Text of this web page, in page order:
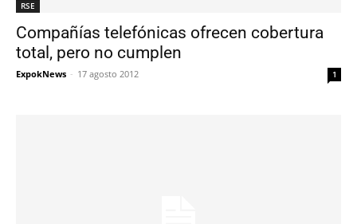
RSE
Compañías telefónicas ofrecen cobertura
total, pero no cumplen
ExpokNews - 17 agosto 2012 1